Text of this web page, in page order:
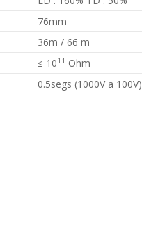
76mm
36m / 66 m
≤ 1011 Ohm
0.5segs (1000V a 100V)